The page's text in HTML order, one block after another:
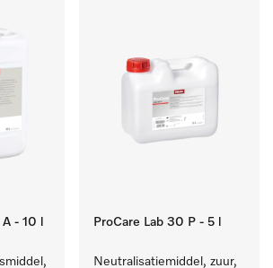
- 10 l ProCare Lab 30 P - 5 l
Neutralisatiemiddel, zuur,